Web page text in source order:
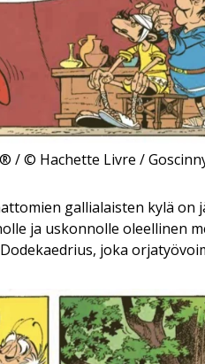
/ © Hachette Livre /
gallialaisten kylä on
ja uskonnolle oleellinen
joka